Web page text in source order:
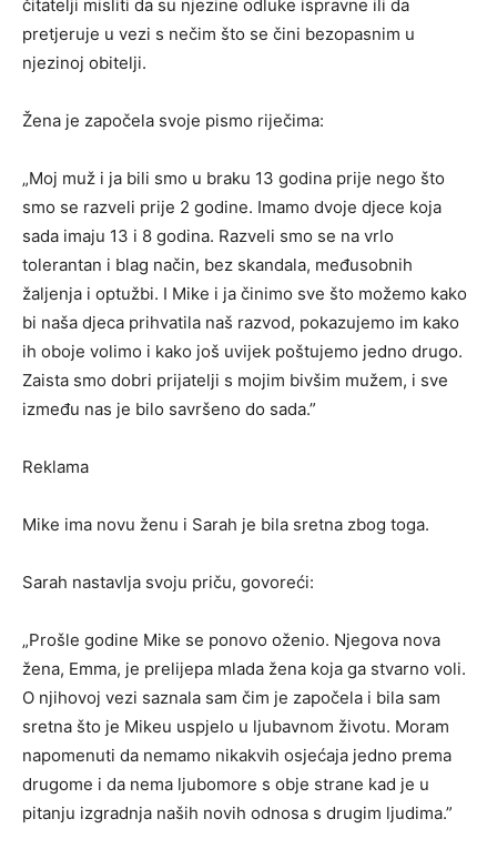
čitatelji misliti da su njezine odluke ispravne ili da
pretjeruje u vezi s nečim što se čini bezopasnim u
njezinoj obitelji.
Žena je započela svoje pismo riječima:
„Moj muž i ja bili smo u braku 13 godina prije nego što
smo se razveli prije 2 godine. Imamo dvoje djece koja
sada imaju 13 i 8 godina. Razveli smo se na vrlo
tolerantan i blag način, bez skandala, međusobnih
žaljenja i optužbi. I Mike i ja činimo sve što možemo kako
bi naša djeca prihvatila naš razvod, pokazujemo im kako
ih oboje volimo i kako još uvijek poštujemo jedno drugo.
Zaista smo dobri prijatelji s mojim bivšim mužem, i sve
između nas je bilo savršeno do sada.”
Reklama
Mike ima novu ženu i Sarah je bila sretna zbog toga.
Sarah nastavlja svoju priču, govoreći:
„Prošle godine Mike se ponovo oženio. Njegova nova
žena, Emma, je prelijepa mlada žena koja ga stvarno voli.
O njihovoj vezi saznala sam čim je započela i bila sam
sretna što je Mikeu uspjelo u ljubavnom životu. Moram
napomenuti da nemamo nikakvih osjećaja jedno prema
drugome i da nema ljubomore s obje strane kad je u
pitanju izgradnja naših novih odnosa s drugim ljudima.”